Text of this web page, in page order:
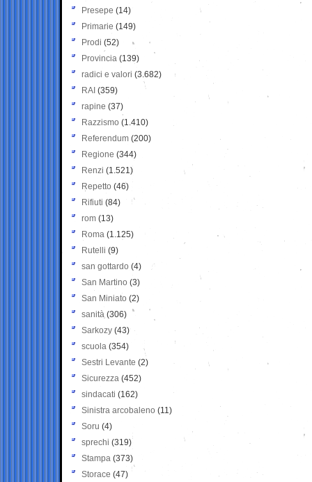
Presepe (14)
Primarie (149)
Prodi (52)
Provincia (139)
radici e valori (3.682)
RAI (359)
rapine (37)
Razzismo (1.410)
Referendum (200)
Regione (344)
Renzi (1.521)
Repetto (46)
Rifiuti (84)
rom (13)
Roma (1.125)
Rutelli (9)
san gottardo (4)
San Martino (3)
San Miniato (2)
sanità (306)
Sarkozy (43)
scuola (354)
Sestri Levante (2)
Sicurezza (452)
sindacati (162)
Sinistra arcobaleno (11)
Soru (4)
sprechi (319)
Stampa (373)
Storace (47)